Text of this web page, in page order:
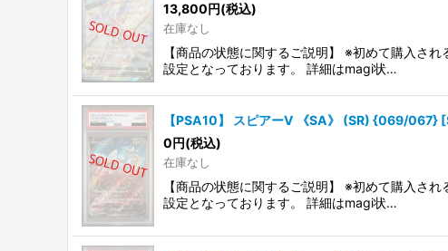
13,800円(税込)
在庫なし
【商品の状態に関するご説明】 ※初めて購入さ
設定となっております。 詳細はmagi状…
【PSA10】 スピアーV 《SA》 (SR) {069/067}
0円(税込)
在庫なし
【商品の状態に関するご説明】 ※初めて購入さ
設定となっております。 詳細はmagi状…